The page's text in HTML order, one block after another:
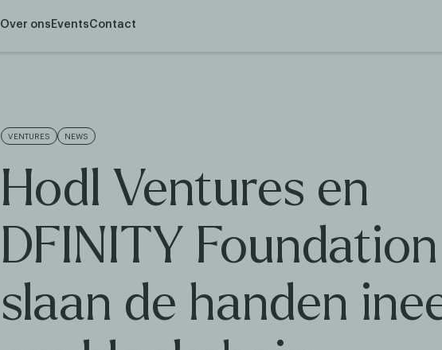
Over ons EventsContact
VENTURES NEWS
Hodl Ventures en
DFINITY Foundation
slaan de handen